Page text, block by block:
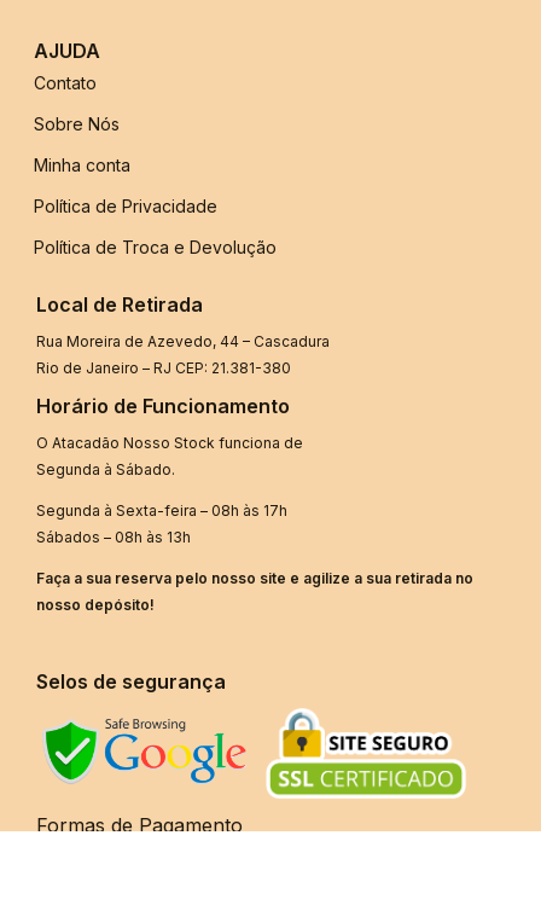
AJUDA
Contato
Sobre Nós
Minha conta
Política de Privacidade
Política de Troca e Devolução
Local de Retirada
Rua Moreira de Azevedo, 44 – Cascadura
Rio de Janeiro – RJ CEP: 21.381-380
Horário de Funcionamento
O Atacadão Nosso Stock funciona de
Segunda à Sábado.
Segunda à Sexta-feira – 08h às 17h
Sábados – 08h às 13h
Faça a sua reserva pelo nosso site e agilize a sua retirada no
nosso depósito!
Selos de segurança
Formas de Pagamento